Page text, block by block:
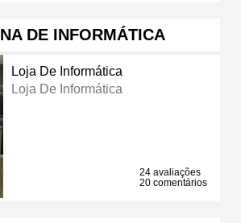
DE INFORMÁTICA
Loja De Informática
Loja De Informática
24 avaliações
20 comentários